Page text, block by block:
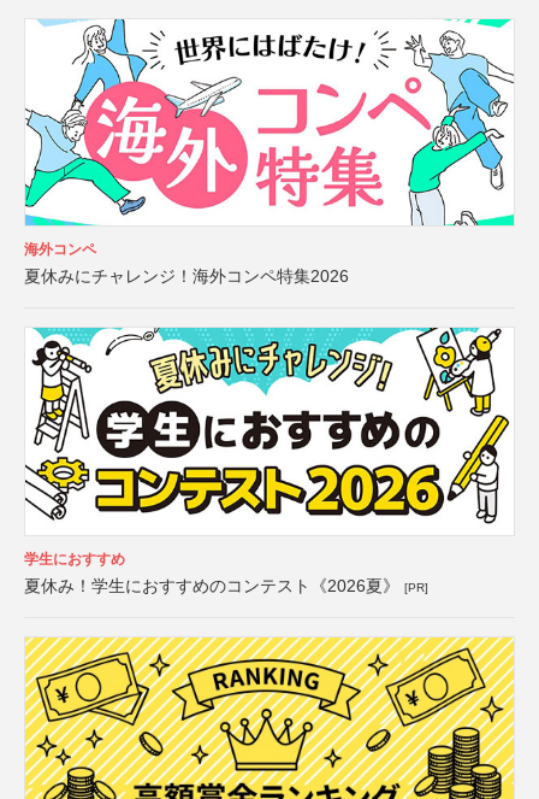
海外コンペ
夏休みにチャレンジ！海外コンペ特集2026
学生におすすめ
夏休み！学生におすすめのコンテスト《2026夏》 [PR]